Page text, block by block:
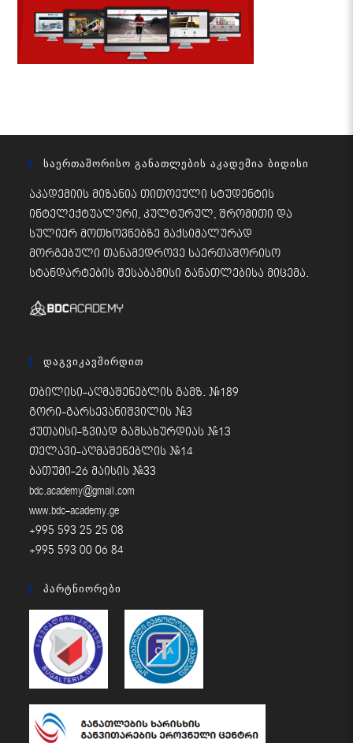
Საერთაშორისო Განათლების Აკადემია Ბიდისი
აკადემიის მიზანია თითოეული სტუდენტის
ინტელექტუალური, კულტურულ, შრომითი და
სულიერ მოთხოვნებზე მაქსიმალურად
მორგებული თანამედროვე საერთაშორისო
სტანდარტების შესაბამისი განათლებისა მიცემა.
Დაგვიკავშირდით
თბილისი-აღმაშენებლის გამზ. #189
გორი-გარსევანიშვილის #3
ქუთაისი-ზვიად გამსახურდიას #13
თელავი-აღმაშენებლის #14
ბათუმი-26 მაისის #33
bdc.academy@gmail.com
www.bdc-academy.ge
+995 593 25 25 08
+995 593 00 06 84
Პარტნიორები